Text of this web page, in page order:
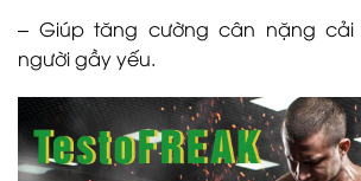
– Giúp tăng cường cân nặng
người gầy yếu.